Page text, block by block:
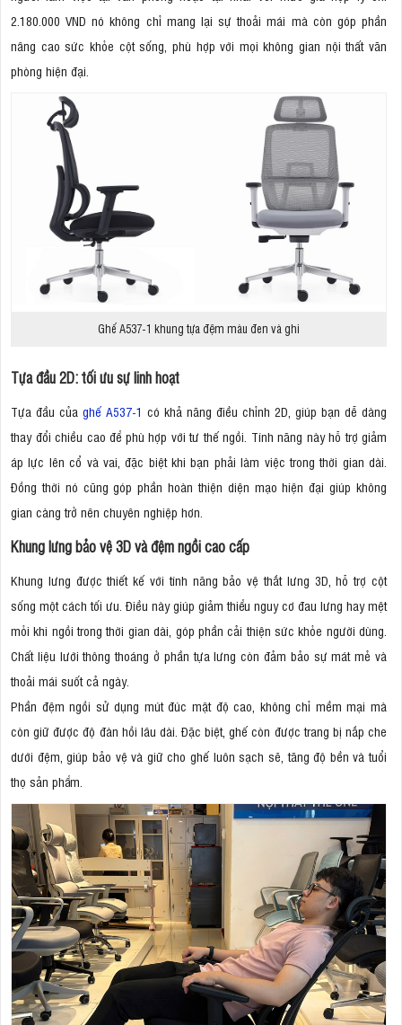
2.180.000 VND nó không chỉ mang lại sự thoải mái mà còn góp phần
nâng cao sức khỏe cột sống, phù hợp với mọi không gian nội thất văn
phòng hiện đại.
Ghế A537-1 khung tựa đệm màu đen và ghi
Tựa đầu 2D: tối ưu sự linh hoạt
Tựa đầu của ghế A537-1 có khả năng điều chỉnh 2D, giúp bạn dễ dàng
thay đổi chiều cao để phù hợp với tư thế ngồi. Tính năng này hỗ trợ giảm
áp lực lên cổ và vai, đặc biệt khi bạn phải làm việc trong thời gian dài.
Đồng thời nó cũng góp phần hoàn thiện diện mạo hiện đại giúp không
gian càng trở nên chuyên nghiệp hơn.
Khung lưng bảo vệ 3D và đệm ngồi cao cấp
Khung lưng được thiết kế với tính năng bảo vệ thắt lưng 3D, hỗ trợ cột
sống một cách tối ưu. Điều này giúp giảm thiểu nguy cơ đau lưng hay mệt
mỏi khi ngồi trong thời gian dài, góp phần cải thiện sức khỏe người dùng.
Chất liệu lưới thông thoáng ở phần tựa lưng còn đảm bảo sự mát mẻ và
thoải mái suốt cả ngày.
Phần đệm ngồi sử dụng mút đúc mật độ cao, không chỉ mềm mại mà
còn giữ được độ đàn hồi lâu dài. Đặc biệt, ghế còn được trang bị nắp che
dưới đệm, giúp bảo vệ và giữ cho ghế luôn sạch sẽ, tăng độ bền và tuổi
thọ sản phẩm.